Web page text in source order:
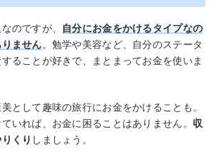
のですが、
自分にお金をかけるタイプなの
ません。勉学や美容など、自分のステータ
ることが好きで、まとまってお金を使いま
として趣味の旅行にお金をかけることも。
いれば、お金に困ることはありません。 収
くり しましょう。